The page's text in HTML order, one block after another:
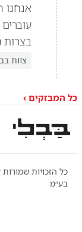
בצרות
צוות
כל המבזקים ›
כל הזכויות שמורות
בע״מ